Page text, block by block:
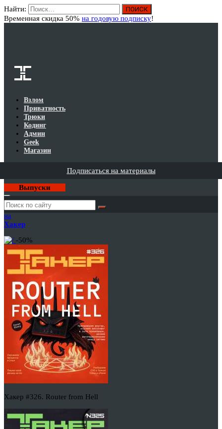
Найти:
Временная скидка 50% на годовую подписку!
Взлом
Приватность
Трюки
Кодинг
Админ
Geek
Магазин
Подписаться на материалы
Выпуски
Годовая
подписка
на
Хакер
-50%
Хакер #326. Router from Hell